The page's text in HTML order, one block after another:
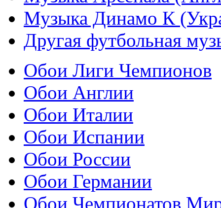
Музыка Динамо К
Другая футбольная
Обои Лиги Чемпионов
Обои Англии
Обои Италии
Обои Испании
Обои России
Обои Германии
Обои Чемпионатов